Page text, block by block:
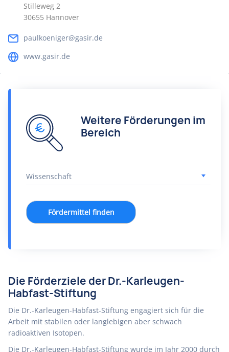
Stilleweg 2
30655 Hannover
paulkoeniger@gasir.de
www.gasir.de
Weitere Förderungen im
Bereich
Fördermittel finden
Die Förderziele der Dr.-Karleugen-
Habfast-Stiftung
Die Dr.-Karleugen-Habfast-Stiftung engagiert sich für die
Arbeit mit stabilen oder langlebigen aber schwach
radioaktiven Isotopen.
Die Dr.-Karleugen-Habfast-Stiftung wurde im Jahr 2000 durch